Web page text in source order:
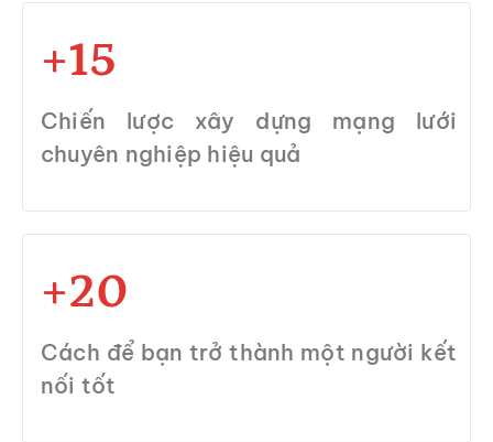
+15
Chiến lược xây dựng mạng lưới
chuyên nghiệp hiệu quả
+20
Cách để bạn trở thành một người kết
nối tốt